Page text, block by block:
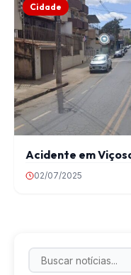
Cidade
Acidente em
02/07/2025